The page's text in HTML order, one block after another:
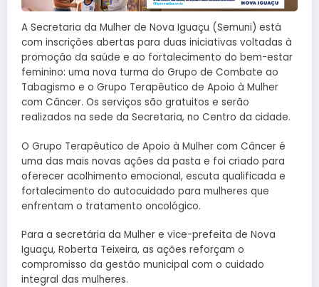
A Secretaria da Mulher de Nova Iguaçu (Semuni) está
com inscrições abertas para duas iniciativas voltadas à
promoção da saúde e ao fortalecimento do bem-estar
feminino: uma nova turma do Grupo de Combate ao
Tabagismo e o Grupo Terapêutico de Apoio à Mulher
com Câncer. Os serviços são gratuitos e serão
realizados na sede da Secretaria, no Centro da cidade.
O Grupo Terapêutico de Apoio à Mulher com Câncer é
uma das mais novas ações da pasta e foi criado para
oferecer acolhimento emocional, escuta qualificada e
fortalecimento do autocuidado para mulheres que
enfrentam o tratamento oncológico.
Para a secretária da Mulher e vice-prefeita de Nova
Iguaçu, Roberta Teixeira, as ações reforçam o
compromisso da gestão municipal com o cuidado
integral das mulheres.